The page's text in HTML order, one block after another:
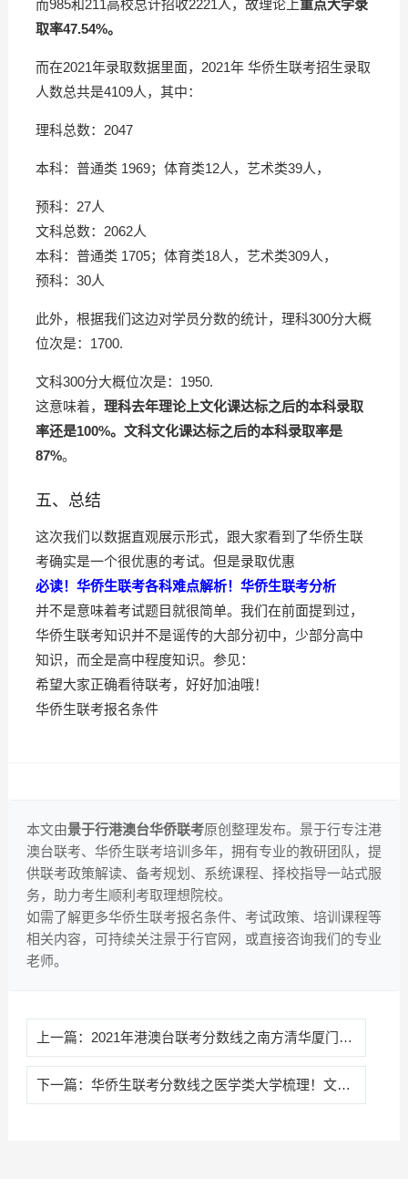
而985和211高校总计招收2221人，故理论上重点大学录
取率47.54%。
而在2021年录取数据里面，2021年 华侨生联考招生录取
人数总共是4109人，其中：
理科总数：2047
本科：普通类 1969；体育类12人，艺术类39人，
预科：27人
文科总数：2062人
本科：普通类 1705；体育类18人，艺术类309人，
预科：30人
此外，根据我们这边对学员分数的统计，理科300分大概
位次是：1700.
文科300分大概位次是：1950.
这意味着， 理科去年理论上文化课达标之后的本科录取
率还是100%。文科文化课达标之后的本科录取率是
87%。
五、总结
这次我们以数据直观展示形式，跟大家看到了华侨生联
考确实是一个很优惠的考试。但是录取优惠
必读！华侨生联考各科难点解析！华侨生联考分析
并不是意味着考试题目就很简单。我们在前面提到过，
华侨生联考知识并不是谣传的大部分初中，少部分高中
知识，而全是高中程度知识。参见：
希望大家正确看待联考，好好加油哦！
华侨生联考报名条件
本文由景于行港澳台华侨联考原创整理发布。景于行专注港
澳台联考、华侨生联考培训多年，拥有专业的教研团队，提
供联考政策解读、备考规划、系统课程、择校指导一站式服
务，助力考生顺利考取理想院校。
如需了解更多华侨生联考报名条件、考试政策、培训课程等
相关内容，可持续关注景于行官网，或直接咨询我们的专业
老师。
上一篇： 2021年港澳台联考分数线之南方清华厦门大学
下一篇： 华侨生联考分数线之医学类大学梳理！文理科都有！景于行港澳台华侨联考